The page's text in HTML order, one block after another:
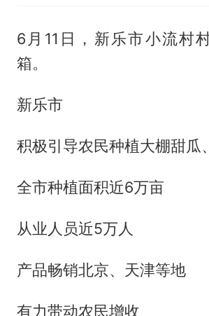
6月11日，新乐市小流村
箱。
新乐市
积极引导农民种植大棚甜瓜
全市种植面积近6万亩
从业人员近5万人
产品畅销北京、天津等地
有力带动农民增收